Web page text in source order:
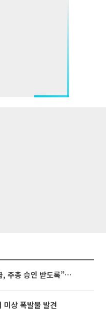
김정관 장관 “반도체 성과급, 주총 승인 받도록”…상법·자본시장법 개정 시사
미상 폭발물 발견